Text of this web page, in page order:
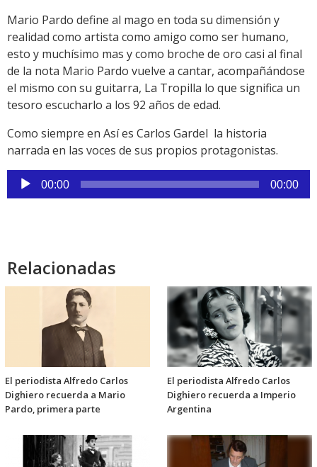
Mario Pardo define al mago en toda su dimensión y
realidad como artista como amigo como ser humano,
esto y muchísimo mas y como broche de oro casi al final
de la nota Mario Pardo vuelve a cantar, acompañándose
el mismo con su guitarra, La Tropilla lo que significa un
tesoro escucharlo a los 92 años de edad.
Como siempre en Así es Carlos Gardel la historia
narrada en las voces de sus propios protagonistas.
Reproductor
de
00:00 00:00
Relacionadas
El periodista Alfredo Carlos
Dighiero recuerda a Mario
Pardo, primera parte
El periodista Alfredo Carlos
Dighiero recuerda a Imperio
Argentina